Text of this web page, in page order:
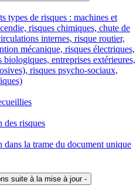
types de risques : machines et
risques chimiques, chute de
internes, risque routier,
mécanique, risques électriques,
biologiques, entreprises extérieures,
risques psycho-sociaux,
des risques
la trame du document unique
suite à la mise à jour -